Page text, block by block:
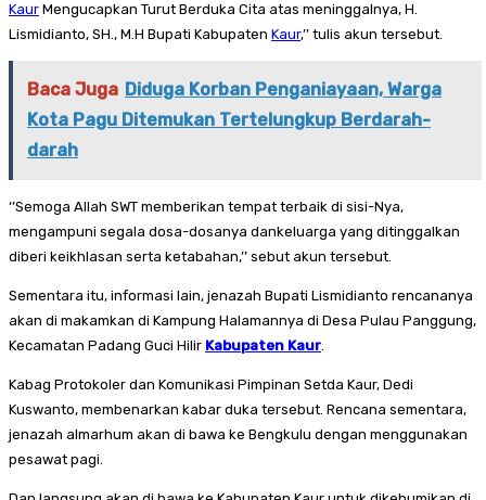
Kaur Mengucapkan Turut Berduka Cita atas meninggalnya, H.
Lismidianto, SH., M.H Bupati Kabupaten Kaur,’’ tulis akun tersebut.
Baca Juga Diduga Korban Penganiayaan, Warga
Kota Pagu Ditemukan Tertelungkup Berdarah-
darah
‘’Semoga Allah SWT memberikan tempat terbaik di sisi-Nya,
mengampuni segala dosa-dosanya dankeluarga yang ditinggalkan
diberi keikhlasan serta ketabahan,’’ sebut akun tersebut.
Sementara itu, informasi lain, jenazah Bupati Lismidianto rencananya
akan di makamkan di Kampung Halamannya di Desa Pulau Panggung,
Kecamatan Padang Guci Hilir Kabupaten Kaur.
Kabag Protokoler dan Komunikasi Pimpinan Setda Kaur, Dedi
Kuswanto, membenarkan kabar duka tersebut. Rencana sementara,
jenazah almarhum akan di bawa ke Bengkulu dengan menggunakan
pesawat pagi.